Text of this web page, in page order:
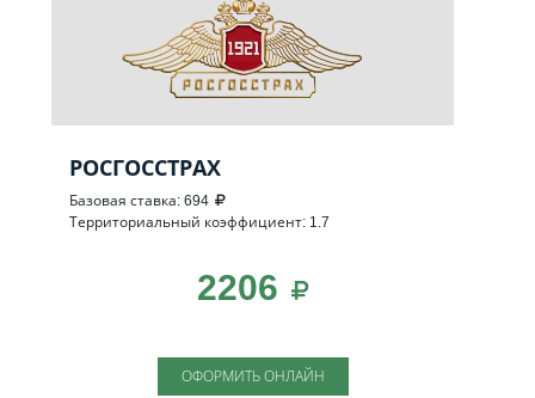
РОСГОССТРАХ
Базовая ставка: 694
Территориальный коэффициент: 1.7
2206
ОФОРМИТЬ ОНЛАЙН